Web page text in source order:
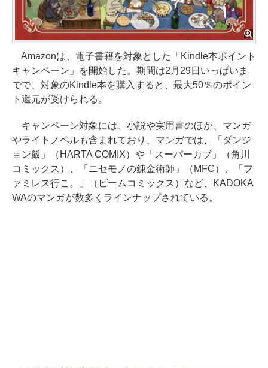
Amazonは、電子書籍を対象とした「Kindle本ポイント
キャンペーン」を開始した。期間は2月29日いっぱいま
でで、対象のKindle本を購入すると、最大50％のポイン
ト還元が受けられる。
キャンペーン対象には、小説や実用書のほか、マンガ
やライトノベルも含まれており、マンガでは、「ダンジ
ョン飯」（HARTA COMIX）や「スーパーカブ」（角川
コミックス）、「ニセモノの錬金術師」（MFC）、「フ
ァミレス行こ。」（ビームコミックス）など、KADOKA
WAのマンガが数多くラインナップされている。